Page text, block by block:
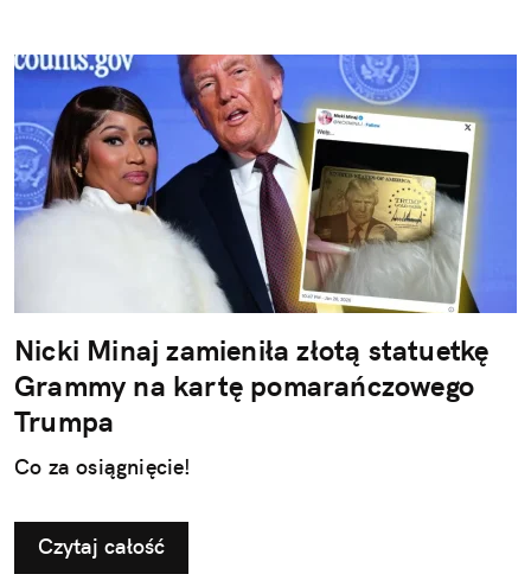
Nicki Minaj zamieniła złotą statuetkę
Grammy na kartę pomarańczowego
Trumpa
Co za osiągnięcie!
Czytaj całość